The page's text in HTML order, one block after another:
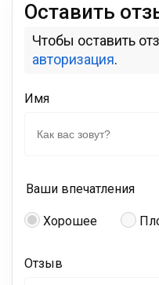
Оставить
Чтобы оставить
авторизация.
Имя
Ваши впечатления
Хорошее
Отзыв